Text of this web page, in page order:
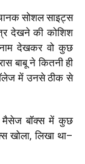
सोशल साइट्स
देखने की कोशिश
देखकर वो कुछ
बाबू ने कितनी ही
में उनसे ठीक से
मैसेज बॉक्स में कुछ
खोला, लिखा था–